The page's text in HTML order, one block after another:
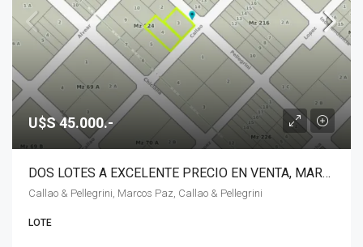
U$S 45.000.-
DOS LOTES A EXCELENTE PRECIO EN VENTA, MARCOS PAZ
Callao & Pellegrini, Marcos Paz, Callao & Pellegrini
LOTE